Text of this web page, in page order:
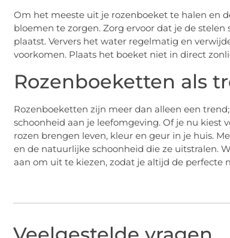
Om het meeste uit je rozenboeket te halen en
bloemen te zorgen. Zorg ervoor dat je de
plaatst. Ververs het water regelmatig en
voorkomen. Plaats het boeket niet in direct
Rozenboeketten als
Rozenboeketten zijn meer dan alleen een
schoonheid aan je leefomgeving. Of je nu kiest
rozen brengen leven, kleur en geur in je huis.
en de natuurlijke schoonheid die ze uitstralen.
aan om uit te kiezen, zodat je altijd de perfecte